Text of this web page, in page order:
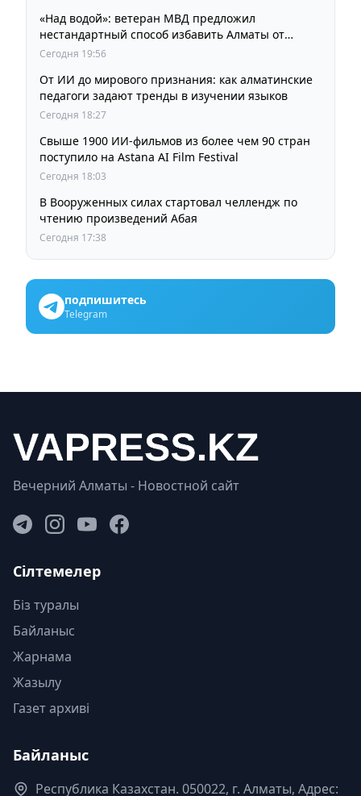
«Над водой»: ветеран МВД предложил
нестандартный способ избавить Алматы от
пробок и смога
Сегодня 19:56
От ИИ до мирового признания: как алматинские
педагоги задают тренды в изучении языков
Сегодня 18:27
Свыше 1900 ИИ-фильмов из более чем 90 стран
поступило на Astana AI Film Festival
Сегодня 18:03
В Вооруженных силах стартовал челлендж по
чтению произведений Абая
Сегодня 17:38
подпишитесь
Telegram
Вечерний Алматы - Новостной сайт
Сілтемелер
Біз туралы
Байланыс
Жарнама
Жазылу
Газет архиві
Байланыс
Республика Казахстан. 050022, г. Алматы, Адрес: